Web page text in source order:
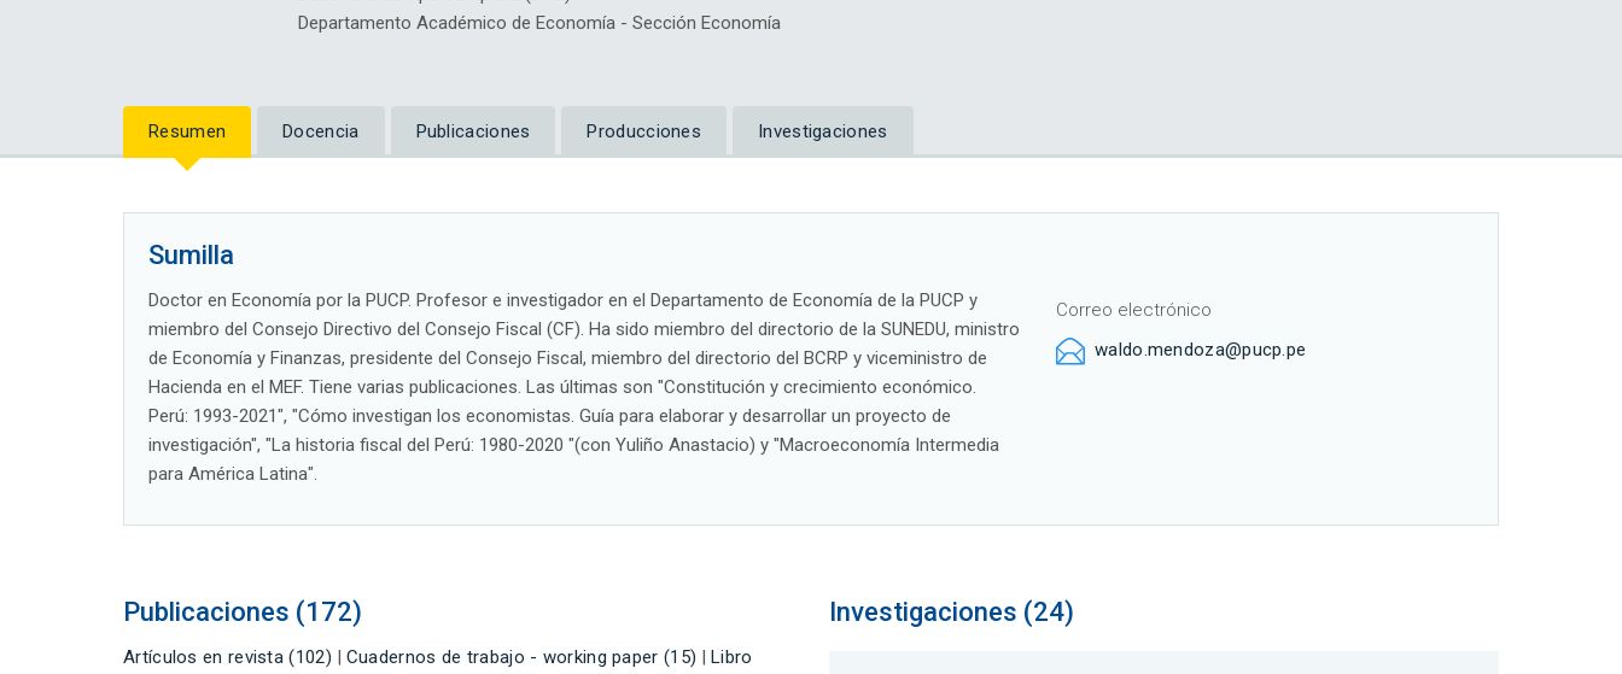
Departamento Académico de Economía - Sección Economía
Resumen Docencia Publicaciones Producciones Investigaciones
Sumilla
Doctor en Economía por la PUCP. Profesor e investigador en el Departamento de Economía de la PUCP y
miembro del Consejo Directivo del Consejo Fiscal (CF). Ha sido miembro del directorio de la SUNEDU, ministro
de Economía y Finanzas, presidente del Consejo Fiscal, miembro del directorio del BCRP y viceministro de
Hacienda en el MEF. Tiene varias publicaciones. Las últimas son "Constitución y crecimiento económico.
Perú: 1993-2021", "Cómo investigan los economistas. Guía para elaborar y desarrollar un proyecto de
investigación", "La historia fiscal del Perú: 1980-2020 "(con Yuliño Anastacio) y "Macroeconomía Intermedia
para América Latina".
Correo electrónico
waldo.mendoza@pucp.pe
Publicaciones (172)
Artículos en revista (102) Cuadernos de trabajo - working paper (15)
Libro
Investigaciones (24)